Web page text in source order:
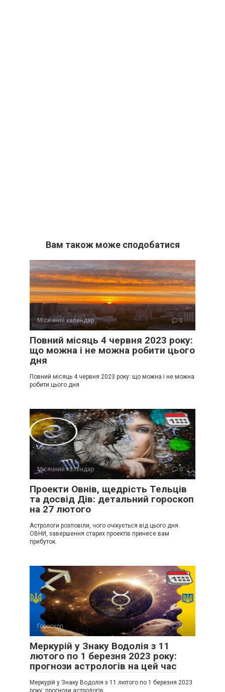
Вам також може сподобатися
Місячний календар 0
Повний місяць 4 червня 2023 року:
що можна і не можна робити цього
дня
Повний місяць 4 червня 2023 року: що можна і не можна
робити цього дня
Місячний календар 0
Проекти Овнів, щедрість Тельців
та досвід Дів: детальний гороскоп
на 27 лютого
Астрологи розповіли, чого очікується від цього дня.
ОВНИ, завершення старих проектів принесе вам
прибуток.
Гороскоп 0
Меркурій у Знаку Водолія з 11
лютого по 1 березня 2023 року:
прогнози астрологів на цей час
Меркурій у Знаку Водолія з 11 лютого по 1 березня 2023